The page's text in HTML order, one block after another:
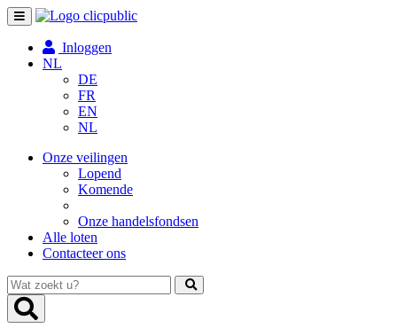
Toggle
navigation
Inloggen
NL
DE
FR
EN
NL
Onze veilingen
Lopend
Komende
Onze handelsfondsen
Alle loten
Contacteer ons
Wat
zoekt
u?